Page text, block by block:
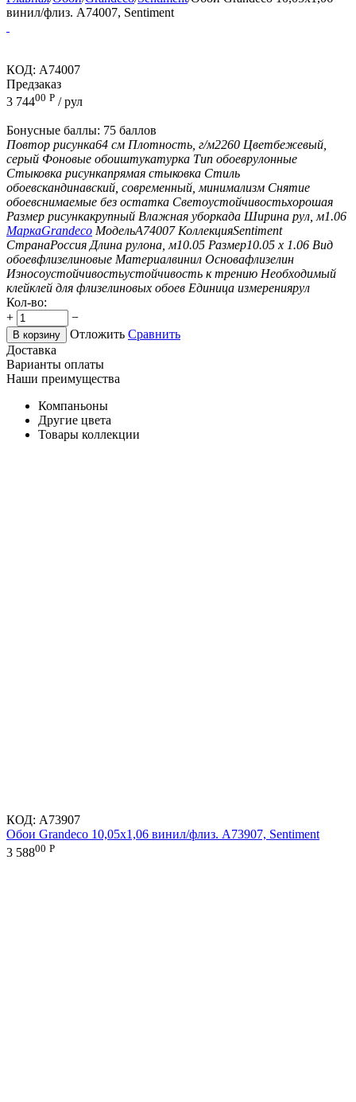
винил/флиз. A74007, Sentiment
КОД: A74007
Предзаказ
3 74400 Р / рул
Бонусные баллы: 75 баллов
Повтор рисунка64 см Плотность, г/м2260 Цветбежевый,
серый Фоновые обоиштукатурка Тип обоеврулонные
Стыковка рисункапрямая стыковка Стиль
обоевскандинавский, современный, минимализм Снятие
обоевснимаемые без остатка Светоустойчивостьхорошая
Размер рисункакрупный Влажная уборкада Ширина рул, м1.06
МаркаGrandeco МодельA74007 КоллекцияSentiment
СтранаРоссия Длина рулона, м10.05 Размер10.05 х 1.06 Вид
обоевфлизелиновые Материалвинил Основафлизелин
Износоустойчивостьустойчивость к трению Необходимый
клейклей для флизелиновых обоев Единица измерениярул
Кол-во:
+
−
В корзину Отложить Сравнить
Доставка
Варианты оплаты
Наши преимущества
Компаньоны
Другие цвета
Товары коллекции
КОД: A73907
Обои Grandeco 10,05х1,06 винил/флиз. A73907, Sentiment
3 58800 Р